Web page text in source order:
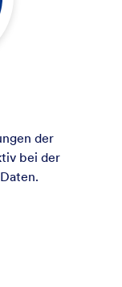
der
bei der